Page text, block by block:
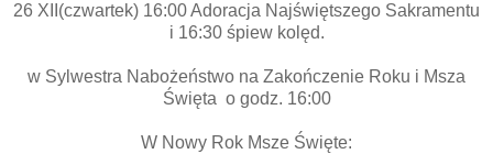
26 XII(czwartek) 16:00 Adoracja Najświętszego Sakramentu
i 16:30 śpiew kolęd.
w Sylwestra Nabożeństwo na Zakończenie Roku i Msza
Święta o godz. 16:00
W Nowy Rok Msze Święte: